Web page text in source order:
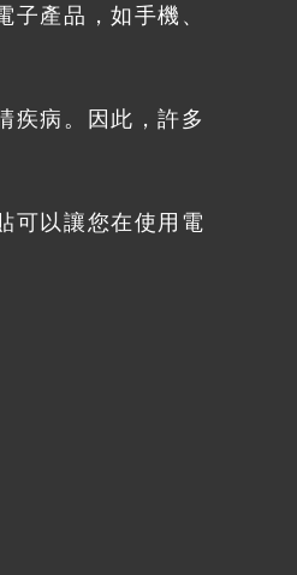
產品，如手機、
疾病。因此，許多
可以讓您在使用電